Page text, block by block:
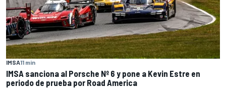
IMSA11 min
IMSA sanciona al Porsche Nº 6 y pone a Kevin Estre en
periodo de prueba por Road America